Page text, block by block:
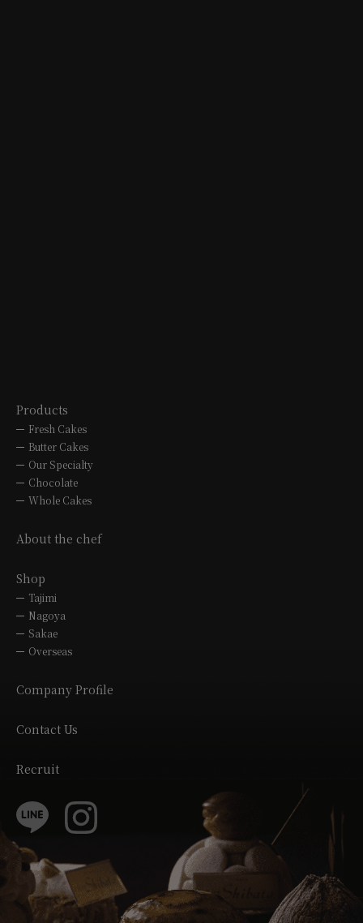
Products
Fresh Cakes
Butter Cakes
Our Specialty
Chocolate
Whole Cakes
About the chef
Shop
Tajimi
Nagoya
Sakae
Overseas
Company Profile
Contact Us
Recruit